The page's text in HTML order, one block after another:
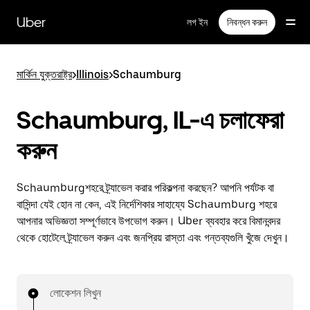
প্রধান
বিষয়সূচিতে
Uber লগ ইন নিবন্ধন করুন
মার্কিন যুক্তরাষ্ট্র>Illinois>Schaumburg
Schaumburg, IL-এ চলাফেরা
করুন
Schaumburgশহরে ট্র্যাভেল করার পরিকল্পনা করছেন? আপনি পর্যটক বা
বাসিন্দা যেই হোন না কেন, এই নির্দেশিকার সাহায্যে Schaumburg শহরে
আপনার অভিজ্ঞতা সম্পূর্ণভাবে উপভোগ করুন। Uber ব্যবহার করে বিমানবন্দর
থেকে হোটেলে ট্র্যাভেল করুন এবং জনপ্রিয় রাস্তা এবং গন্তব্যগুলি খুঁজে দেখুন।
লোকেশন লিখুন